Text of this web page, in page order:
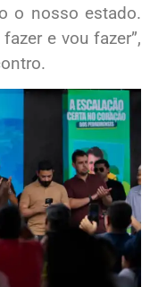
o nosso estado.
e vou fazer”,